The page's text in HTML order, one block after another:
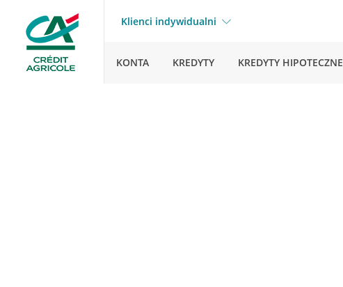
Klienci indywidualni
KONTA KREDYTY KREDYTY HIPOTECZNE